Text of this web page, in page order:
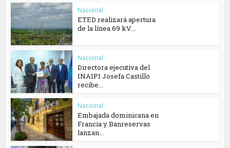
Nacional
ETED realizará apertura
de la línea 69 kV...
Nacional
Directora ejecutiva del
INAIPI Josefa Castillo
recibe...
Nacional
Embajada dominicana en
Francia y Banreservas
lanzan...